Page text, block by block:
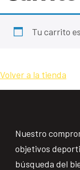
Tu carrito
Volver a la tienda
Nuestro
objetivos
búsqueda del